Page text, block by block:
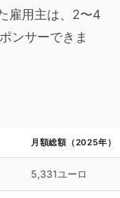
雇用主は、2〜4
ンサーできま
月額総額（2025年）
5,331ユーロ